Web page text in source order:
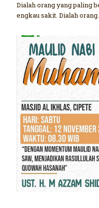
Dialah orang yang paling
engkau sakit. Dialah